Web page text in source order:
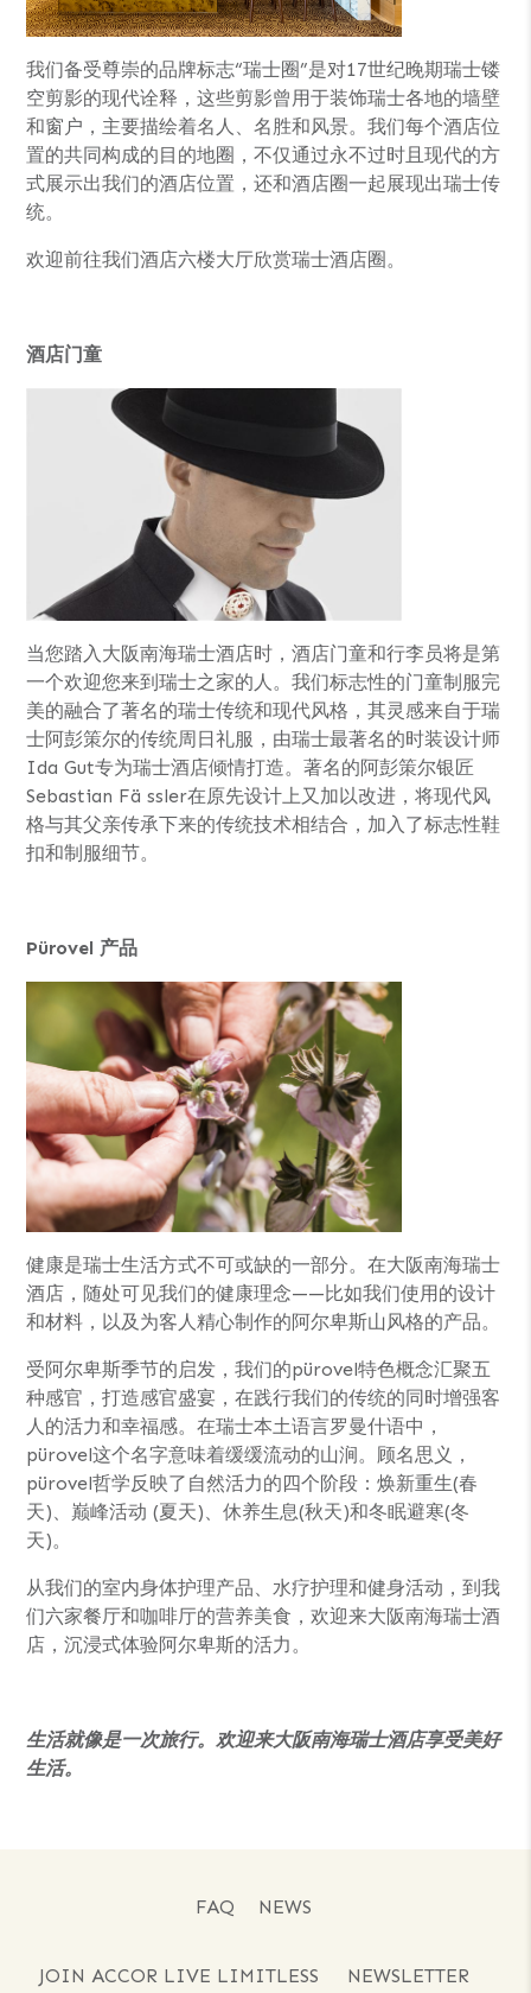
我们备受尊崇的品牌标志“瑞士圈”是对17世纪晚期瑞士镂
空剪影的现代诠释，这些剪影曾用于装饰瑞士各地的墙壁
和窗户，主要描绘着名人、名胜和风景。我们每个酒店位
置的共同构成的目的地圈，不仅通过永不过时且现代的方
式展示出我们的酒店位置，还和酒店圈一起展现出瑞士传
统。
欢迎前往我们酒店六楼大厅欣赏瑞士酒店圈。
酒店门童
当您踏入大阪南海瑞士酒店时，酒店门童和行李员将是第
一个欢迎您来到瑞士之家的人。我们标志性的门童制服完
美的融合了著名的瑞士传统和现代风格，其灵感来自于瑞
士阿彭策尔的传统周日礼服，由瑞士最著名的时装设计师
Ida Gut专为瑞士酒店倾情打造。著名的阿彭策尔银匠
Sebastian Fä ssler在原先设计上又加以改进，将现代风
格与其父亲传承下来的传统技术相结合，加入了标志性鞋
扣和制服细节。
Pürovel 产品
健康是瑞士生活方式不可或缺的一部分。在大阪南海瑞士
酒店，随处可见我们的健康理念——比如我们使用的设计
和材料，以及为客人精心制作的阿尔卑斯山风格的产品。
受阿尔卑斯季节的启发，我们的pürovel特色概念汇聚五
种感官，打造感官盛宴，在践行我们的传统的同时增强客
人的活力和幸福感。在瑞士本土语言罗曼什语中，
pürovel这个名字意味着缓缓流动的山涧。顾名思义，
pürovel哲学反映了自然活力的四个阶段：焕新重生(春
天)、巅峰活动 (夏天)、休养生息(秋天)和冬眠避寒(冬
天)。
从我们的室内身体护理产品、水疗护理和健身活动，到我
们六家餐厅和咖啡厅的营养美食，欢迎来大阪南海瑞士酒
店，沉浸式体验阿尔卑斯的活力。
生活就像是一次旅行。欢迎来大阪南海瑞士酒店享受美好
生活。
FAQ NEWS
JOIN ACCOR LIVE LIMITLESS NEWSLETTER